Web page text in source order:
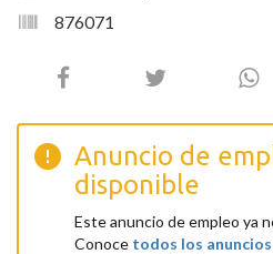
876071
Anuncio de
disponible
Este anuncio de empleo ya
Conoce todos los